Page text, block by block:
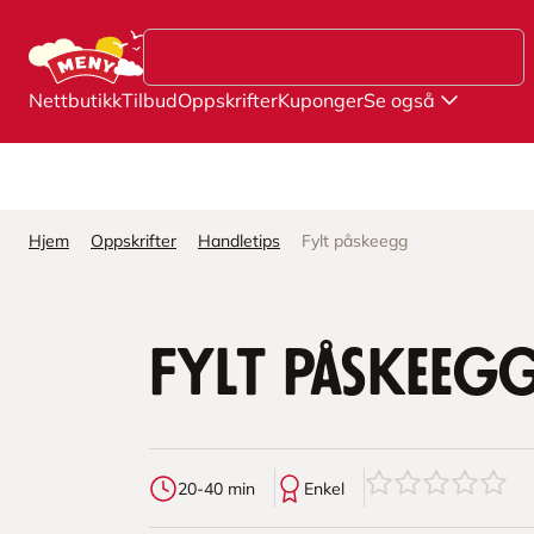
NettbutikkTilbudOppskrifterKupongerSe også
Hjem Oppskrifter Handletips Fylt påskeegg
Fylt
20-40 min Enkel 0av5stjerner